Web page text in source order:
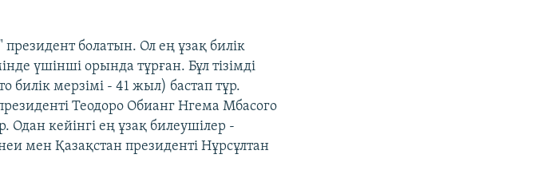
болатын. Ол ең ұзақ билік
үшінші орында тұрған. Бұл тізімді
билік мерзімі - 41 жыл) бастап тұр.
Теодоро Обианг Нгема Мбасого
Одан кейінгі ең ұзақ билеушілер -
мен Қазақстан президенті Нұрсұлтан